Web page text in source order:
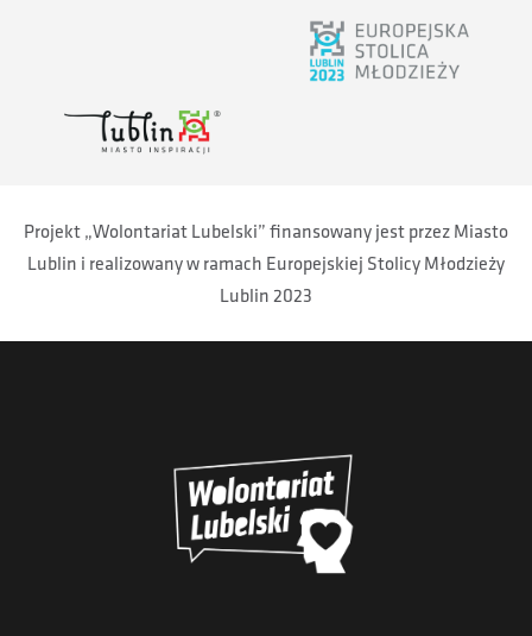
Projekt „Wolontariat Lubelski” finansowany jest przez Miasto
Lublin i realizowany w ramach Europejskiej Stolicy Młodzieży
Lublin 2023